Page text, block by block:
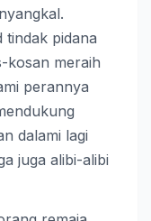
pidana
kosan meraih
perannya
dalami lagi
juga alibi-alibi